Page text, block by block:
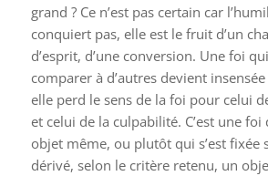
grand ? Ce n’est pas certain car
conquiert pas, elle est le fruit d’un
d’esprit, d’une conversion. Une foi
comparer à d’autres devient
elle perd le sens de la foi pour celui
et celui de la culpabilité. C’est une
objet même, ou plutôt qui s’est fixée
dérivé, selon le critère retenu, un